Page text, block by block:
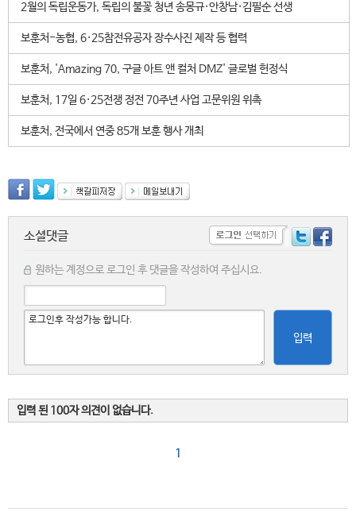
2월의 독립운동가, 독립의 불꽃 청년 송몽규·안창남·김필순 선생
보훈처-농협, 6·25참전유공자 장수사진 제작 등 협력
보훈처, 'Amazing 70, 구글 아트 앤 컬처 DMZ' 글로벌 헌정식
보훈처, 17일 6·25전쟁 정전 70주년 사업 고문위원 위촉
보훈처, 전국에서 연중 85개 보훈 행사 개최
소셜댓글
원하는 계정으로 로그인 후 댓글을 작성하여 주십시요.
입력
입력 된 100자 의견이 없습니다.
1